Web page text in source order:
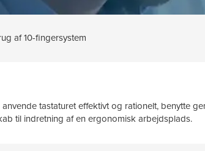
af 10-fingersystem
tastaturet effektivt og rationelt, benytte
til indretning af en ergonomisk arbejdsplads.